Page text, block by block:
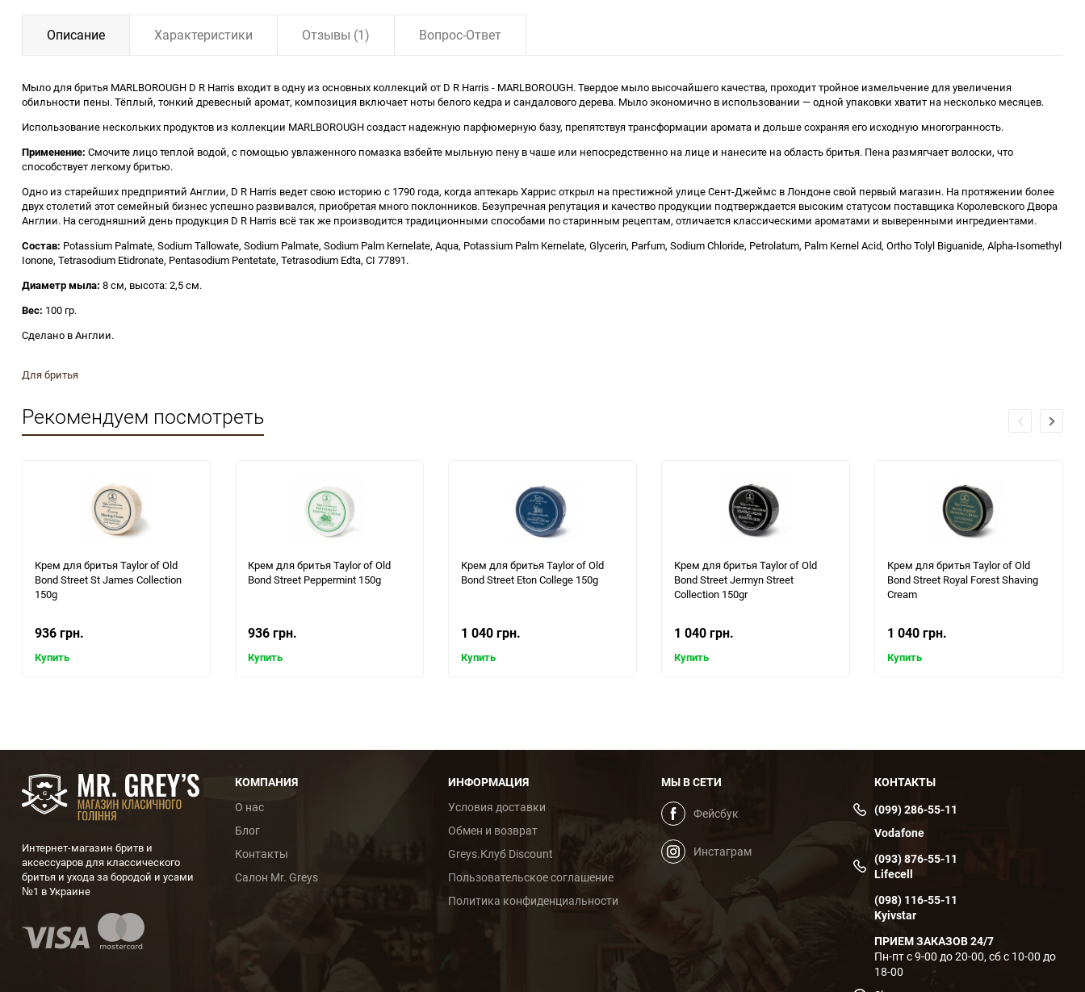
Описание Характеристики Отзывы (1) Вопрос-Ответ
Мыло для бритья MARLBOROUGH D R Harris входит в одну из основных коллекций от D R Harris - MARLBOROUGH. Твердое мыло высочайшего качества, проходит тройное измельчение для увеличения
обильности пены. Тёплый, тонкий древесный аромат, композиция включает ноты белого кедра и сандалового дерева. Мыло экономично в использовании — одной упаковки хватит на несколько месяцев.
Использование нескольких продуктов из коллекции MARLBOROUGH создаст надежную парфюмерную базу, препятствуя трансформации аромата и дольше сохраняя его исходную многогранность.
Применение: Смочите лицо теплой водой, с помощью увлаженного помазка взбейте мыльную пену в чаше или непосредственно на лице и нанесите на область бритья. Пена размягчает волоски, что
способствует легкому бритью.
Одно из старейших предприятий Англии, D R Harris ведет свою историю с 1790 года, когда аптекарь Харрис открыл на престижной улице Сент-Джеймс в Лондоне свой первый магазин. На протяжении более
двух столетий этот семейный бизнес успешно развивался, приобретая много поклонников. Безупречная репутация и качество продукции подтверждается высоким статусом поставщика Королевского Двора
Англии. На сегодняшний день продукция D R Harris всё так же производится традиционными способами по старинным рецептам, отличается классическими ароматами и выверенными ингредиентами.
Состав: Potassium Palmate, Sodium Tallowate, Sodium Palmate, Sodium Palm Kernelate, Aqua, Potassium Palm Kernelate, Glycerin, Parfum, Sodium Chloride, Petrolatum, Palm Kernel Acid, Ortho Tolyl Biguanide, Alpha-Isomethyl
Ionone, Tetrasodium Etidronate, Pentasodium Pentetate, Tetrasodium Edta, CI 77891.
Диаметр мыла: 8 см, высота: 2,5 см.
Вес: 100 гр.
Сделано в Англии.
Для бритья
Рекомендуем посмотреть
Крем для бритья Taylor of Old
Bond Street St James Collection
150g
936 грн.
Купить
Крем для бритья Taylor of Old
Bond Street Peppermint 150g
936 грн.
Купить
Крем для бритья Taylor of Old
Bond Street Eton College 150g
1 040 грн.
Купить
Крем для бритья Taylor of Old
Bond Street Jermyn Street
Collection 150gr
1 040 грн.
Купить
Крем для бритья Taylor of Old
Bond Street Royal Forest Shaving
Cream
1 040 грн.
Купить
Интернет-магазин бритв и
аксессуаров для классического
бритья и ухода за бородой и усами
№1 в Украине
КОМПАНИЯ
О нас
Блог
Контакты
Салон Mr. Greys
ИНФОРМАЦИЯ
Условия доставки
Обмен и возврат
Greys.Клуб Discount
Пользовательское cоглашение
Политика конфиденциальности
МЫ В СЕТИ
Фейсбук
Инстаграм
КОНТАКТЫ
(099) 286-55-11
Vodafone
(093) 876-55-11
Lifecell
(098) 116-55-11
Kyivstar
ПРИЕМ ЗАКАЗОВ 24/7
Пн-пт с 9-00 до 20-00, сб с 10-00 до
18-00